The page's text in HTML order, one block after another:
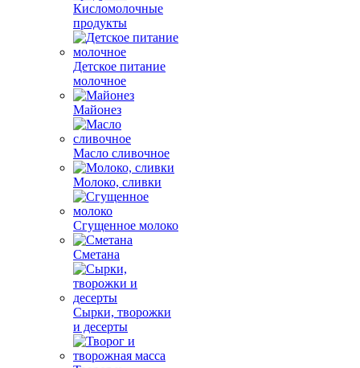
Кисломолочные
продукты
Детское питание
молочное
Майонез
Масло сливочное
Молоко, сливки
Сгущенное молоко
Сметана
Сырки, творожки
и десерты